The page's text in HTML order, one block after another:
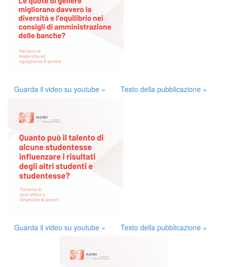
Guarda il video su youtube » Testo della pubblicazione »
Guarda il video su youtube » Testo della pubblicazione »